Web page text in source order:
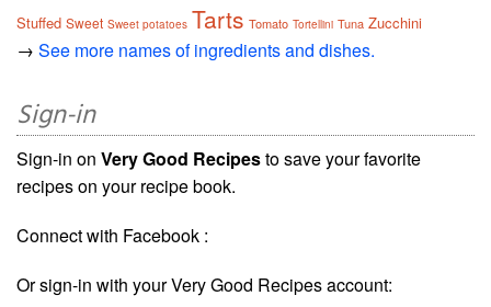
Stuffed Sweet Sweet potatoes Tarts Tomato Tortellini Tuna Zucchini
→ See more names of ingredients and dishes.
Sign-in
Sign-in on Very Good Recipesto save your favorite
recipes on your recipe book.
Connect with Facebook :
Or sign-in with your Very Good Recipes account: